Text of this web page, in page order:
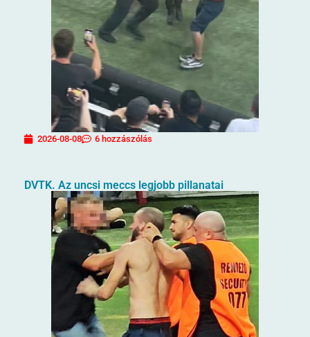
2026-08-08 6 hozzászólás
DVTK. Az uncsi meccs legjobb pillanatai